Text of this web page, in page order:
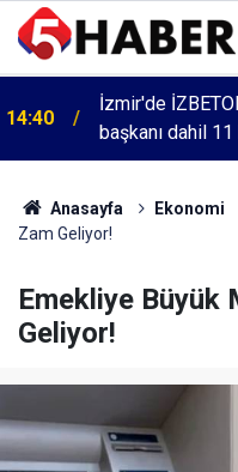
14:40
İzmir'de
başkanı dahil 11
Anasayfa Ekonomi
Zam Geliyor!
Emekliye Büyük
Geliyor!